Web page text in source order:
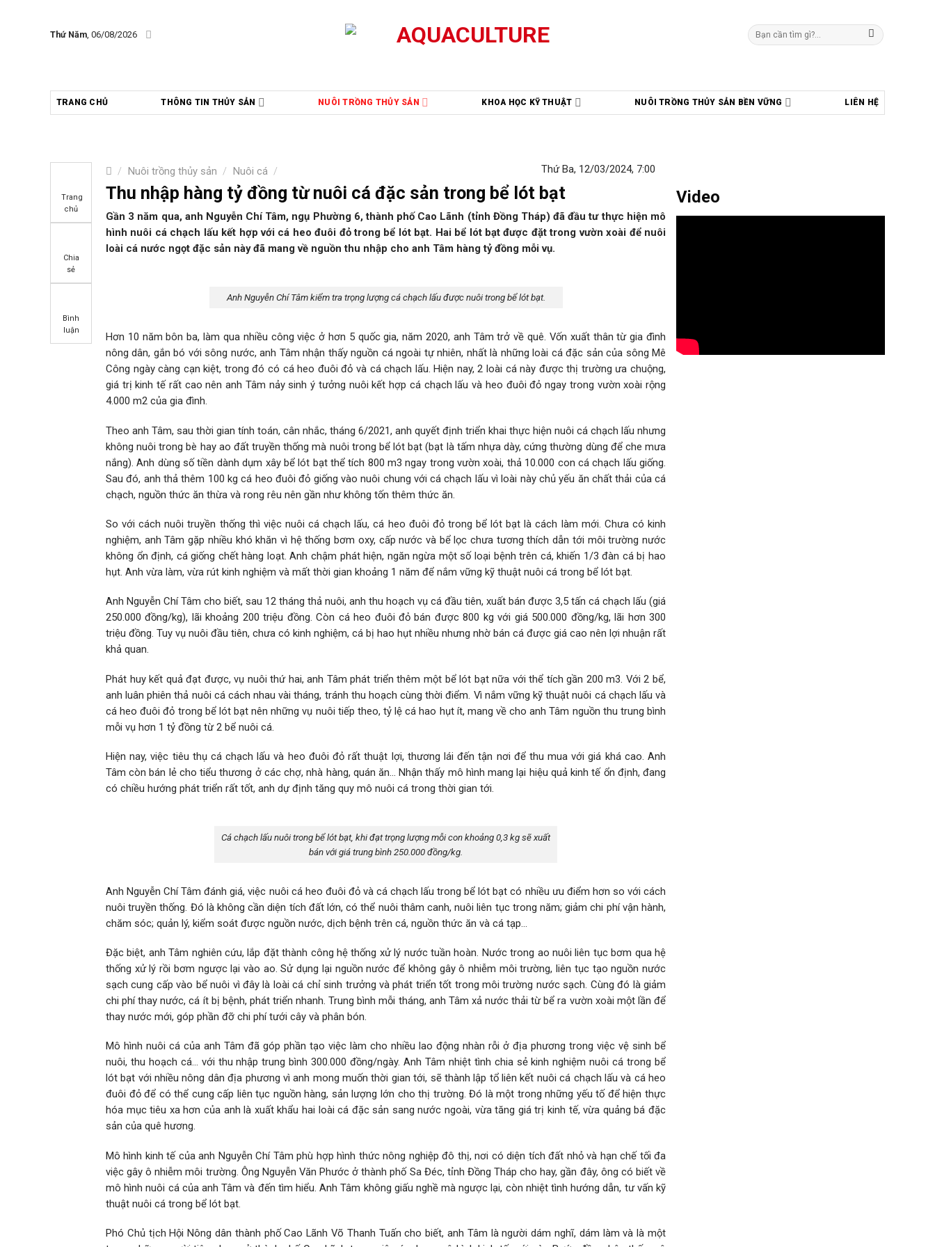
Thứ Năm, 06/08/2026
Tìm
kiếm:
TRANG CHỦ THÔNG TIN THỦY SẢN NUÔI TRỒNG THỦY SẢN KHOA HỌC KỸ THUẬT NUÔI TRỒNG THỦY SẢN BỀN VỮNG LIÊN HỆ
/ Nuôi trồng thủy sản / Nuôi cá /
Trang
chủ
Chia
sẻ
Bình
luận
Thứ Ba, 12/03/2024, 7:00
Thu nhập hàng tỷ đồng từ nuôi cá đặc sản trong bể lót bạt
Gần 3 năm qua, anh Nguyễn Chí Tâm, ngụ Phường 6, thành phố Cao Lãnh (tỉnh Đồng Tháp) đã đầu tư thực hiện mô
hình nuôi cá chạch lấu kết hợp với cá heo đuôi đỏ trong bể lót bạt. Hai bể lót bạt được đặt trong vườn xoài để nuôi
loài cá nước ngọt đặc sản này đã mang về nguồn thu nhập cho anh Tâm hàng tỷ đồng mỗi vụ.
Anh Nguyễn Chí Tâm kiểm tra trọng lượng cá chạch lấu được nuôi trong bể lót bạt.
Hơn 10 năm bôn ba, làm qua nhiều công việc ở hơn 5 quốc gia, năm 2020, anh Tâm trở về quê. Vốn xuất thân từ gia đình
nông dân, gắn bó với sông nước, anh Tâm nhận thấy nguồn cá ngoài tự nhiên, nhất là những loài cá đặc sản của sông Mê
Công ngày càng cạn kiệt, trong đó có cá heo đuôi đỏ và cá chạch lấu. Hiện nay, 2 loài cá này được thị trường ưa chuộng,
giá trị kinh tế rất cao nên anh Tâm nảy sinh ý tưởng nuôi kết hợp cá chạch lấu và heo đuôi đỏ ngay trong vườn xoài rộng
4.000 m2 của gia đình.
Theo anh Tâm, sau thời gian tính toán, cân nhắc, tháng 6/2021, anh quyết định triển khai thực hiện nuôi cá chạch lấu nhưng
không nuôi trong bè hay ao đất truyền thống mà nuôi trong bể lót bạt (bạt là tấm nhựa dày, cứng thường dùng để che mưa
nắng). Anh dùng số tiền dành dụm xây bể lót bạt thể tích 800 m3 ngay trong vườn xoài, thả 10.000 con cá chạch lấu giống.
Sau đó, anh thả thêm 100 kg cá heo đuôi đỏ giống vào nuôi chung với cá chạch lấu vì loài này chủ yếu ăn chất thải của cá
chạch, nguồn thức ăn thừa và rong rêu nên gần như không tốn thêm thức ăn.
So với cách nuôi truyền thống thì việc nuôi cá chạch lấu, cá heo đuôi đỏ trong bể lót bạt là cách làm mới. Chưa có kinh
nghiệm, anh Tâm gặp nhiều khó khăn vì hệ thống bơm oxy, cấp nước và bể lọc chưa tương thích dẫn tới môi trường nước
không ổn định, cá giống chết hàng loạt. Anh chậm phát hiện, ngăn ngừa một số loại bệnh trên cá, khiến 1/3 đàn cá bị hao
hụt. Anh vừa làm, vừa rút kinh nghiệm và mất thời gian khoảng 1 năm để nắm vững kỹ thuật nuôi cá trong bể lót bạt.
Anh Nguyễn Chí Tâm cho biết, sau 12 tháng thả nuôi, anh thu hoạch vụ cá đầu tiên, xuất bán được 3,5 tấn cá chạch lấu (giá
250.000 đồng/kg), lãi khoảng 200 triệu đồng. Còn cá heo đuôi đỏ bán được 800 kg với giá 500.000 đồng/kg, lãi hơn 300
triệu đồng. Tuy vụ nuôi đầu tiên, chưa có kinh nghiệm, cá bị hao hụt nhiều nhưng nhờ bán cá được giá cao nên lợi nhuận rất
khả quan.
Phát huy kết quả đạt được, vụ nuôi thứ hai, anh Tâm phát triển thêm một bể lót bạt nữa với thể tích gần 200 m3. Với 2 bể,
anh luân phiên thả nuôi cá cách nhau vài tháng, tránh thu hoạch cùng thời điểm. Vì nắm vững kỹ thuật nuôi cá chạch lấu và
cá heo đuôi đỏ trong bể lót bạt nên những vụ nuôi tiếp theo, tỷ lệ cá hao hụt ít, mang về cho anh Tâm nguồn thu trung bình
mỗi vụ hơn 1 tỷ đồng từ 2 bể nuôi cá.
Hiện nay, việc tiêu thụ cá chạch lấu và heo đuôi đỏ rất thuật lợi, thương lái đến tận nơi để thu mua với giá khá cao. Anh
Tâm còn bán lẻ cho tiểu thương ở các chợ, nhà hàng, quán ăn… Nhận thấy mô hình mang lại hiệu quả kinh tế ổn định, đang
có chiều hướng phát triển rất tốt, anh dự định tăng quy mô nuôi cá trong thời gian tới.
Cá chạch lấu nuôi trong bể lót bạt, khi đạt trọng lượng mỗi con khoảng 0,3 kg sẽ xuất
bán với giá trung bình 250.000 đồng/kg.
Anh Nguyễn Chí Tâm đánh giá, việc nuôi cá heo đuôi đỏ và cá chạch lấu trong bể lót bạt có nhiều ưu điểm hơn so với cách
nuôi truyền thống. Đó là không cần diện tích đất lớn, có thể nuôi thâm canh, nuôi liên tục trong năm; giảm chi phí vận hành,
chăm sóc; quản lý, kiểm soát được nguồn nước, dịch bệnh trên cá, nguồn thức ăn và cá tạp…
Đặc biệt, anh Tâm nghiên cứu, lắp đặt thành công hệ thống xử lý nước tuần hoàn. Nước trong ao nuôi liên tục bơm qua hệ
thống xử lý rồi bơm ngược lại vào ao. Sử dụng lại nguồn nước để không gây ô nhiễm môi trường, liên tục tạo nguồn nước
sạch cung cấp vào bể nuôi vì đây là loài cá chỉ sinh trưởng và phát triển tốt trong môi trường nước sạch. Cùng đó là giảm
chi phí thay nước, cá ít bị bệnh, phát triển nhanh. Trung bình mỗi tháng, anh Tâm xả nước thải từ bể ra vườn xoài một lần để
thay nước mới, góp phần đỡ chi phí tưới cây và phân bón.
Mô hình nuôi cá của anh Tâm đã góp phần tạo việc làm cho nhiều lao động nhàn rỗi ở địa phương trong việc vệ sinh bể
nuôi, thu hoạch cá… với thu nhập trung bình 300.000 đồng/ngày. Anh Tâm nhiệt tình chia sẻ kinh nghiệm nuôi cá trong bể
lót bạt với nhiều nông dân địa phương vì anh mong muốn thời gian tới, sẽ thành lập tổ liên kết nuôi cá chạch lấu và cá heo
đuôi đỏ để có thể cung cấp liên tục nguồn hàng, sản lượng lớn cho thị trường. Đó là một trong những yếu tố để hiện thực
hóa mục tiêu xa hơn của anh là xuất khẩu hai loài cá đặc sản sang nước ngoài, vừa tăng giá trị kinh tế, vừa quảng bá đặc
sản của quê hương.
Mô hình kinh tế của anh Nguyễn Chí Tâm phù hợp hình thức nông nghiệp đô thị, nơi có diện tích đất nhỏ và hạn chế tối đa
việc gây ô nhiễm môi trường. Ông Nguyễn Văn Phước ở thành phố Sa Đéc, tỉnh Đồng Tháp cho hay, gần đây, ông có biết về
mô hình nuôi cá của anh Tâm và đến tìm hiểu. Anh Tâm không giấu nghề mà ngược lại, còn nhiệt tình hướng dẫn, tư vấn kỹ
thuật nuôi cá trong bể lót bạt.
Phó Chủ tịch Hội Nông dân thành phố Cao Lãnh Võ Thanh Tuấn cho biết, anh Tâm là người dám nghĩ, dám làm và là một
Video